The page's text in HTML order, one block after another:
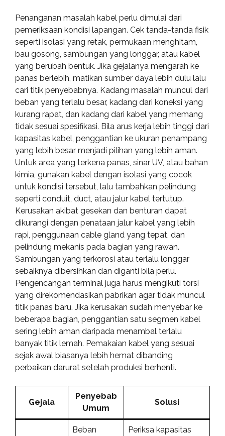
Penanganan masalah kabel perlu dimulai dari
pemeriksaan kondisi lapangan. Cek tanda-tanda fisik
seperti isolasi yang retak, permukaan menghitam,
bau gosong, sambungan yang longgar, atau kabel
yang berubah bentuk. Jika gejalanya mengarah ke
panas berlebih, matikan sumber daya lebih dulu lalu
cari titik penyebabnya. Kadang masalah muncul dari
beban yang terlalu besar, kadang dari koneksi yang
kurang rapat, dan kadang dari kabel yang memang
tidak sesuai spesifikasi. Bila arus kerja lebih tinggi dari
kapasitas kabel, penggantian ke ukuran penampang
yang lebih besar menjadi pilihan yang lebih aman.
Untuk area yang terkena panas, sinar UV, atau bahan
kimia, gunakan kabel dengan isolasi yang cocok
untuk kondisi tersebut, lalu tambahkan pelindung
seperti conduit, duct, atau jalur kabel tertutup.
Kerusakan akibat gesekan dan benturan dapat
dikurangi dengan penataan jalur kabel yang lebih
rapi, penggunaan cable gland yang tepat, dan
pelindung mekanis pada bagian yang rawan.
Sambungan yang terkorosi atau terlalu longgar
sebaiknya dibersihkan dan diganti bila perlu.
Pengencangan terminal juga harus mengikuti torsi
yang direkomendasikan pabrikan agar tidak muncul
titik panas baru. Jika kerusakan sudah menyebar ke
beberapa bagian, penggantian satu segmen kabel
sering lebih aman daripada menambal terlalu
banyak titik lemah. Pemakaian kabel yang sesuai
sejak awal biasanya lebih hemat dibanding
perbaikan darurat setelah produksi berhenti.
Gejala
Penyebab
Umum
Solusi
Beban
Periksa kapasitas